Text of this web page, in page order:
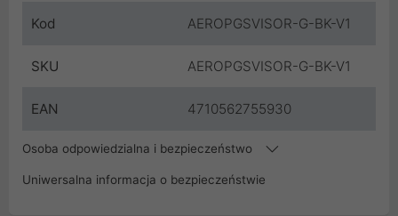
Kod AEROPGSVISOR-G-BK-V1
SKU AEROPGSVISOR-G-BK-V1
EAN 4710562755930
Osoba odpowiedzialna i bezpieczeństwo
Uniwersalna informacja o bezpieczeństwie